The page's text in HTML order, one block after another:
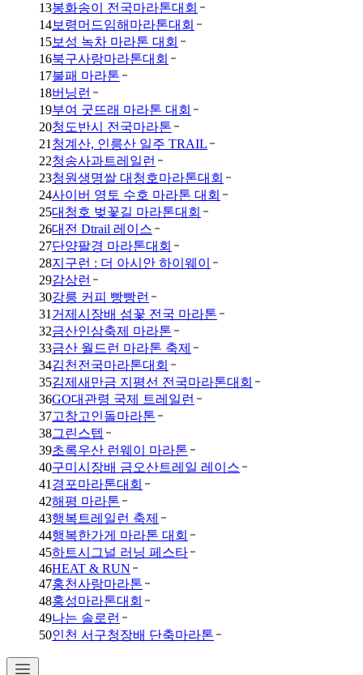
13봉화송이 전국마라톤대회
14보령머드임해마라톤대회
15보성 녹차 마라톤 대회
16북구사랑마라톤대회
17불패 마라톤
18버닝런
19부여 굿뜨래 마라톤 대회
20청도반시 전국마라톤
21 청계산, 인릉산 일주 TRAIL
22청송사과트레일런
23청원생명쌀 대청호마라톤대회
24사이버 영토 수호 마라톤 대회
25대청호 벚꽃길 마라톤대회
26대전 Dtrail 레이스
27단양팔경 마라톤대회
28지구런 : 더 아시안 하이웨이
29감상런
30강릉 커피 빵빵런
31 거제시장배 섬꽃 전국 마라톤
32금산인삼축제 마라톤
33금산 월드런 마라톤 축제
34김천전국마라톤대회
35김제새만금 지평선 전국마라톤대회
36GO대관령 국제 트레일런
37고창고인돌마라톤
38그린스텝
39초록우산 런웨이 마라톤
40구미시장배 금오산트레일 레이스
41 경포마라톤대회
42해평 마라톤
43행복트레일런 축제
44행복한가게 마라톤 대회
45하트시그널 러닝 페스타
46HEAT & RUN
47홍천사랑마라톤
48홍성마라톤대회
49나는 솔로런
50인천 서구청장배 단축마라톤